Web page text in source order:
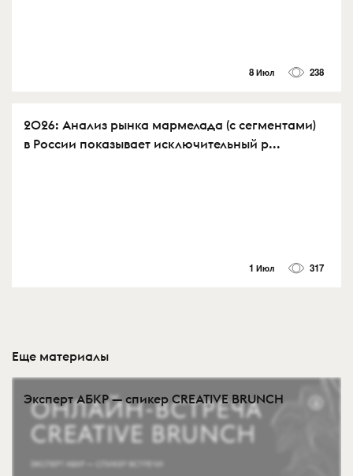
8 Июл 238
2026: Анализ рынка мармелада (с сегментами)
в России показывает исключительный р...
1 Июл 317
Еще материалы
Эксперт АБКР — спикер CREATIVE BRUNCH